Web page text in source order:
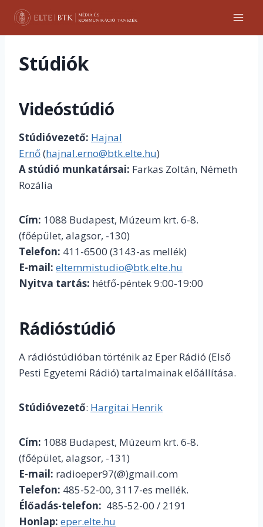
Skip
content
Stúdiók
Videóstúdió
Stúdióvezető: Hajnal
Ernő(hajnal.erno@btk.elte.hu)
A stúdió munkatársai: Farkas Zoltán, Németh
Rozália
Cím: 1088 Budapest, Múzeum krt. 6-8.
(főépület, alagsor, -130)
Telefon: 411-6500 (3143-as mellék)
E-mail: eltemmistudio@btk.elte.hu
Nyitva tartás: hétfő-péntek 9:00-19:00
Rádióstúdió
A rádióstúdióban történik az Eper Rádió (Első
Pesti Egyetemi Rádió) tartalmainak előállítása.
Stúdióvezető: Hargitai Henrik
Cím: 1088 Budapest, Múzeum krt. 6-8.
(főépület, alagsor, -131)
E-mail: radioeper97(@)gmail.com
Telefon: 485-52-00, 3117-es mellék.
Élőadás-telefon: 485-52-00 / 2191
Honlap: eper.elte.hu